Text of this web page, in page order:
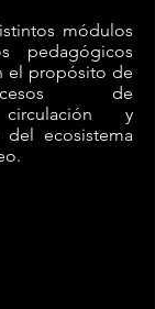
módulos
pedagógicos
el propósito de
de
circulación y
ecosistema